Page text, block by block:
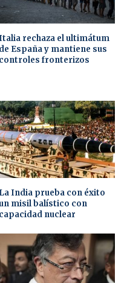
Italia rechaza el ultimátum
de España y mantiene sus
controles fronterizos
La India prueba con éxito
misil balístico con
capacidad nuclear